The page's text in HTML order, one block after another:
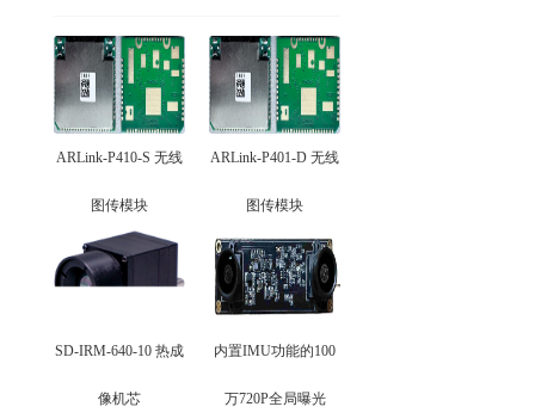
ARLink-P410-S 无线
图传模块
ARLink-P401-D 无线
图传模块
SD-IRM-640-10 热成
像机芯
内置IMU功能的100
万720P全局曝光